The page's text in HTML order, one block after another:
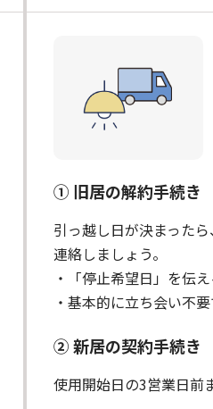
① 旧居の解約手続き
引っ越し日が決まった
連絡しましょう。
・「停止希望日」を伝え
・基本的に立ち会い不要
② 新居の契約手続き
使用開始日の3営業日前